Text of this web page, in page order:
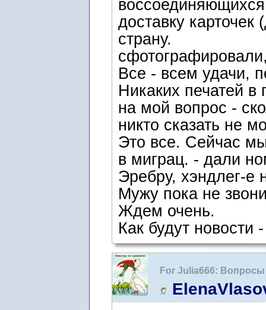
доставку
страну.
Все - всем удачи,
Никаких печатей в
на мой вопрос -
никто сказать не
Это все. Сейчас
в миграц. - дали
Эребру, хэндлег-е
Мужу пока не
Ждем очень.
Как будут новости
For Julia666:
интервью